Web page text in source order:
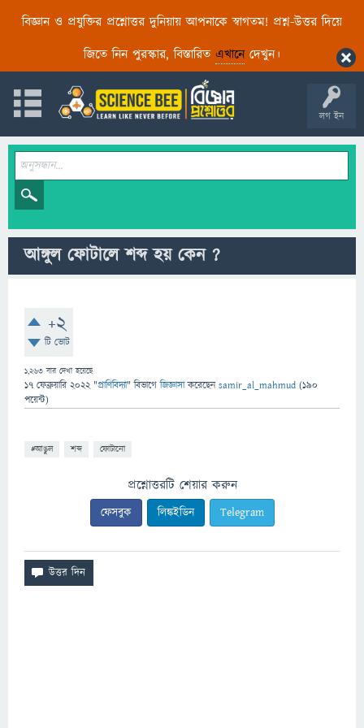
বিজ্ঞান ও প্রযুক্তির প্রশ্নোত্তর দুনিয়ায় আপনাকে স্বাগতম! প্রশ্ন-উত্তর দিয়ে
জিতে নিন পুরস্কার, বিস্তারিত এখানেদেখুন।
লগ ইন
আঙ্গুল ফোটালে শব্দ হয় কেন ?
+2
টি ভোট
1,263 বার দেখা হয়েছে
17 ফেব্রুয়ারি 2022 "প্রাণিবিদ্যা" বিভাগে জিজ্ঞাসাকরেছেনsamir_al_mahmud (190
পয়েন্ট)
#আঙুল শব্দ ফোটানো
প্রশ্নোত্তরটি শেয়ার করুন
ফেসবুক লিঙ্কইডিন Telegram